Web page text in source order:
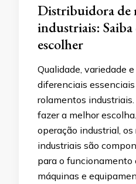
Distribuidora de
industriais:
escolher
Qualidade, variedade
diferenciais
rolamentos
fazer a melhor
operação industrial,
industriais são
para o funcionamento
máquinas e